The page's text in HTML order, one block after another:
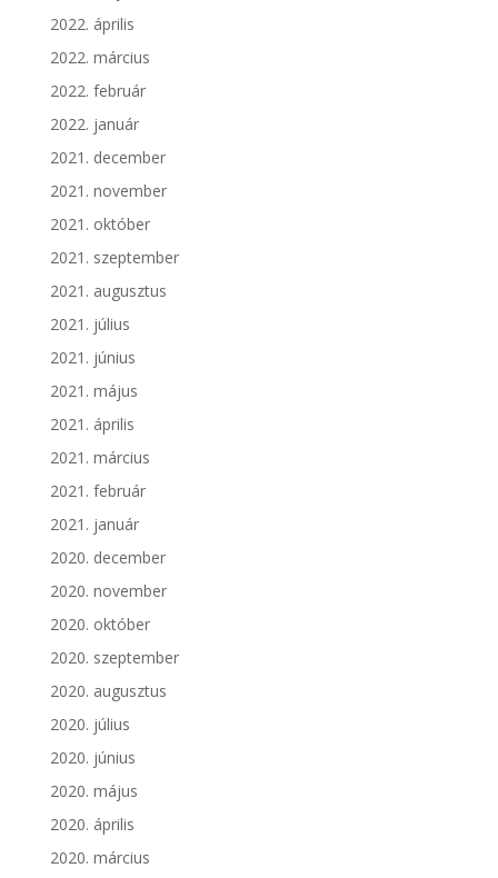
2022. április
2022. március
2022. február
2022. január
2021. december
2021. november
2021. október
2021. szeptember
2021. augusztus
2021. július
2021. június
2021. május
2021. április
2021. március
2021. február
2021. január
2020. december
2020. november
2020. október
2020. szeptember
2020. augusztus
2020. július
2020. június
2020. május
2020. április
2020. március